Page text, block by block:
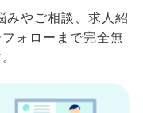
みやご相談、求人紹
ォローまで完全無